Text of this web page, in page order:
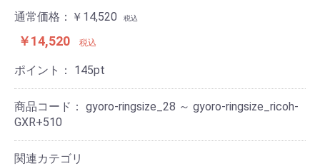
通常価格： ￥14,520 税込
￥14,520 税込
ポイント： 145pt
商品コード： gyoro-ringsize_28 ～ gyoro-ringsize_ricoh-
GXR+510
関連カテゴリ